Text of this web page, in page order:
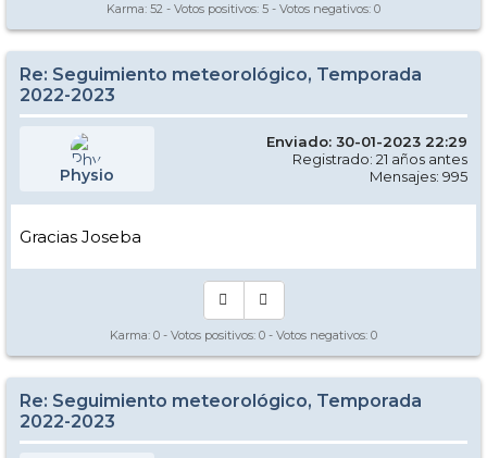
Karma: 52 - Votos positivos: 5 - Votos negativos: 0
Re: Seguimiento meteorológico, Temporada
2022-2023
Physio
Enviado: 30-01-2023 22:29
Registrado: 21 años antes
Mensajes: 995
Gracias Joseba
Karma: 0 - Votos positivos: 0 - Votos negativos: 0
Re: Seguimiento meteorológico, Temporada
2022-2023